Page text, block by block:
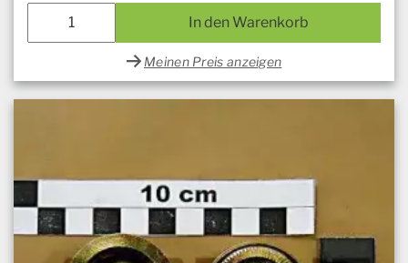
In den Warenkorb
Meinen Preis anzeigen